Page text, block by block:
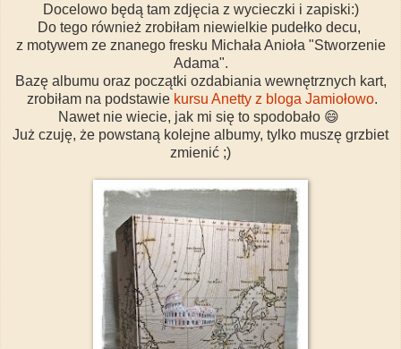
Docelowo będą tam zdjęcia z wycieczki i zapiski:)
Do tego również zrobiłam niewielkie pudełko decu,
z motywem ze znanego fresku Michała Anioła "Stworzenie
Adama".
Bazę albumu oraz początki ozdabiania wewnętrznych kart,
zrobiłam na podstawie kursu Anetty z bloga Jamiołowo.
Nawet nie wiecie, jak mi się to spodobało 😄
Już czuję, że powstaną kolejne albumy, tylko muszę grzbiet
zmienić ;)